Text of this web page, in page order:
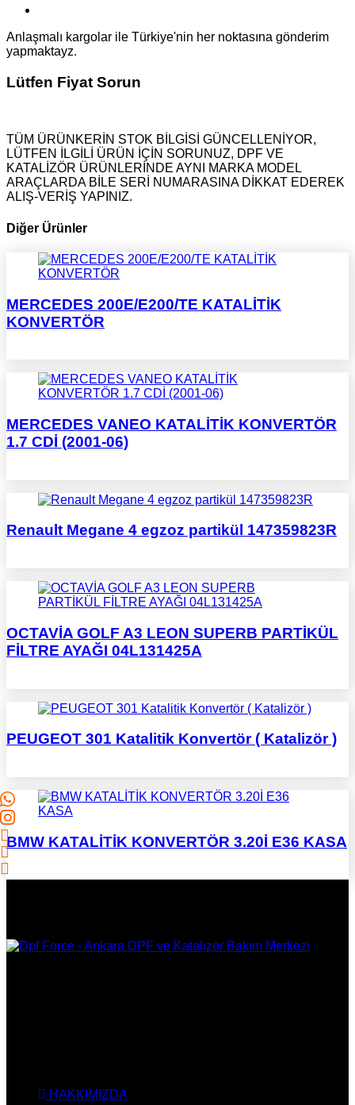
Anlaşmalı kargolar ile Türkiye'nin her noktasına gönderim
yapmaktayz.
Lütfen Fiyat Sorun
TÜM ÜRÜNKERİN STOK BİLGİSİ GÜNCELLENİYOR,
LÜTFEN İLGİLİ ÜRÜN İÇİN SORUNUZ, DPF VE
KATALİZÖR ÜRÜNLERİNDE AYNI MARKA MODEL
ARAÇLARDA BİLE SERİ NUMARASINA DİKKAT EDEREK
ALIŞ-VERİŞ YAPINIZ.
Diğer Ürünler
MERCEDES 200E/E200/TE KATALİTİK
KONVERTÖR
MERCEDES VANEO KATALİTİK KONVERTÖR
1.7 CDİ (2001-06)
Renault Megane 4 egzoz partikül 147359823R
OCTAVİA GOLF A3 LEON SUPERB PARTİKÜL
FİLTRE AYAĞI 04L131425A
PEUGEOT 301 Katalitik Konvertör ( Katalizör )
BMW KATALİTİK KONVERTÖR 3.20İ E36 KASA
HAKKIMIZDA